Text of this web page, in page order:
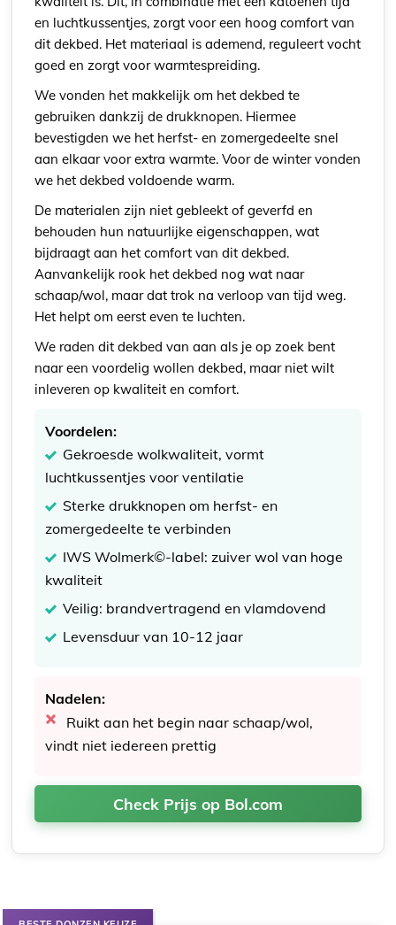
en luchtkussentjes, zorgt voor een hoog comfort van
dit dekbed. Het materiaal is ademend, reguleert vocht
goed en zorgt voor warmtespreiding.
We vonden het makkelijk om het dekbed te
gebruiken dankzij de drukknopen. Hiermee
bevestigden we het herfst- en zomergedeelte snel
aan elkaar voor extra warmte. Voor de winter vonden
we het dekbed voldoende warm.
De materialen zijn niet gebleekt of geverfd en
behouden hun natuurlijke eigenschappen, wat
bijdraagt aan het comfort van dit dekbed.
Aanvankelijk rook het dekbed nog wat naar
schaap/wol, maar dat trok na verloop van tijd weg.
Het helpt om eerst even te luchten.
We raden dit dekbed van aan als je op zoek bent
naar een voordelig wollen dekbed, maar niet wilt
inleveren op kwaliteit en comfort.
Voordelen:
Gekroesde wolkwaliteit, vormt
luchtkussentjes voor ventilatie
Sterke drukknopen om herfst- en
zomergedeelte te verbinden
IWS Wolmerk©-label: zuiver wol van hoge
kwaliteit
Veilig: brandvertragend en vlamdovend
Levensduur van 10-12 jaar
Nadelen:
Ruikt aan het begin naar schaap/wol,
vindt niet iedereen prettig
Check Prijs op Bol.com